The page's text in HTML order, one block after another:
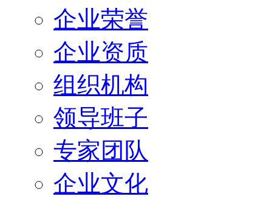
企业荣誉
企业资质
组织机构
领导班子
专家团队
企业文化